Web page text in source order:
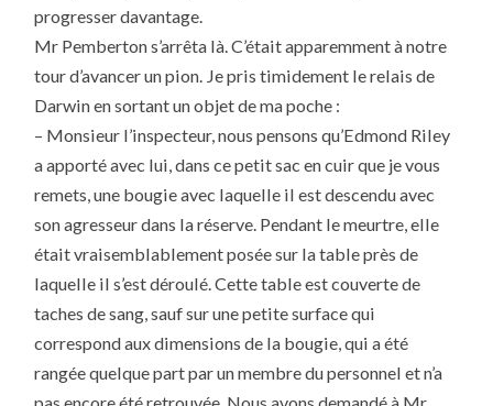
progresser davantage.
Mr Pemberton s’arrêta là. C’était apparemment à notre
tour d’avancer un pion. Je pris timidement le relais de
Darwin en sortant un objet de ma poche :
– Monsieur l’inspecteur, nous pensons qu’Edmond Riley
a apporté avec lui, dans ce petit sac en cuir que je vous
remets, une bougie avec laquelle il est descendu avec
son agresseur dans la réserve. Pendant le meurtre, elle
était vraisemblablement posée sur la table près de
laquelle il s’est déroulé. Cette table est couverte de
taches de sang, sauf sur une petite surface qui
correspond aux dimensions de la bougie, qui a été
rangée quelque part par un membre du personnel et n’a